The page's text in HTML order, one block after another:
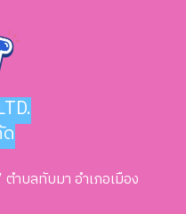
บลทับมา อำเภอเมือง